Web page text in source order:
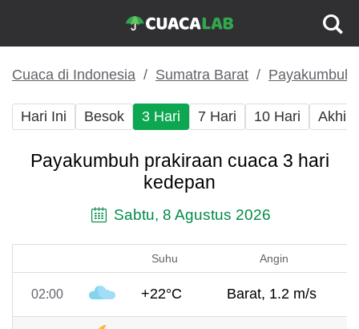
Cuaca di Indonesia Sumatra Barat Payakumbuh
Hari Ini Besok 3 Hari 7 Hari 10 Hari Akhir
Payakumbuh prakiraan cuaca 3 hari
kedepan
Sabtu, 8 Agustus 2026
Suhu Angin
02:00 +22°C Barat, 1.2 m/s